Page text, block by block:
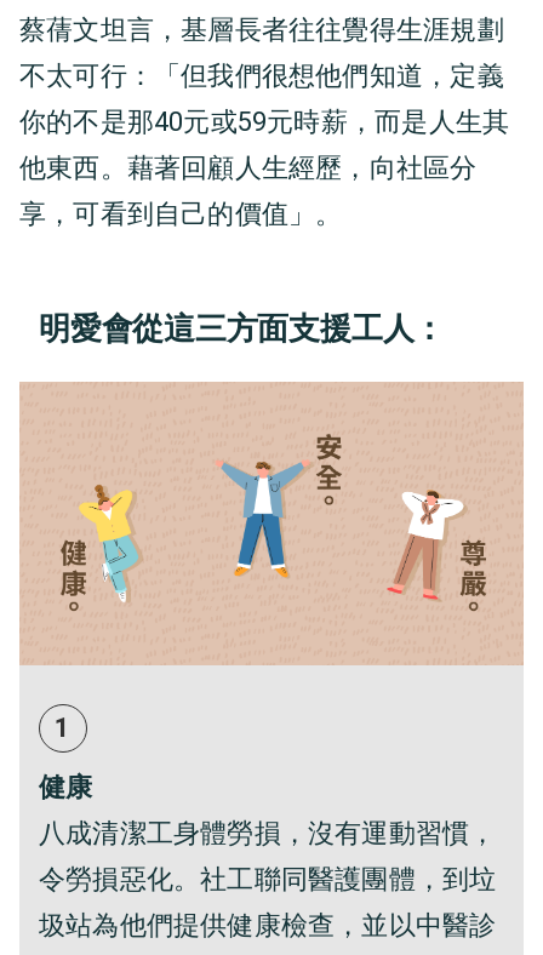
蔡蒨文坦言，基層長者往往覺得生涯規劃
不太可行：「但我們很想他們知道，定義
你的不是那40元或59元時薪，而是人生其
他東西。藉著回顧人生經歷，向社區分
享，可看到自己的價值」。
明愛會從這三方面支援工人：
1
健康
八成清潔工身體勞損，沒有運動習慣，
令勞損惡化。社工聯同醫護團體，到垃
圾站為他們提供健康檢查，並以中醫診